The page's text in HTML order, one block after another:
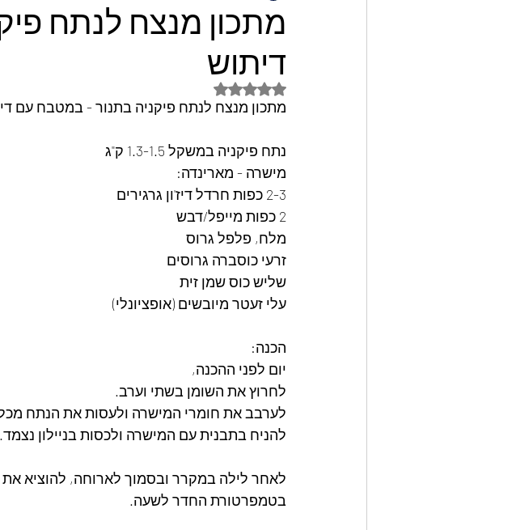
מתכון מנצח לנתח
דיתוש
דירוג של NaN מתוך 5 כוכבים
מתכון מנצח לנתח פיקניה בתנור - במטבח עם
נתח פיקניה במשקל 1.3-1.5 ק"ג
מישרה - מארינדה:
2-3 כפות חרדל דיז'ון גרגירים
2 כפות מייפל/דבש
מלח, פלפל גרוס
זרעי כוסברה גרוסים
שליש כוס שמן זית
עלי זעטר מיובשים (אופציונלי)
הכנה:
יום לפני ההכנה,
לחרוץ את השומן בשתי וערב.
לערבב את חומרי המישרה ולעסות את הנתח מכל
להניח בתבנית עם המישרה ולכסות בניילון נצמד.
לאחר לילה במקרר ובסמוך לארוחה, להוציא
בטמפרטורת החדר לשעה.